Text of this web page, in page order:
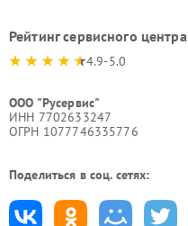
Рейтинг сервисного центра
4.9-5.0
ООО "Русервис"
ИНН 7702633247
ОГРН 1077746335776
Поделиться в соц. сетях: